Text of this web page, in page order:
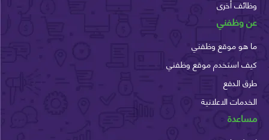
أخرى
موقع وظفني
استخدم موقع وظفني
الاعلانية